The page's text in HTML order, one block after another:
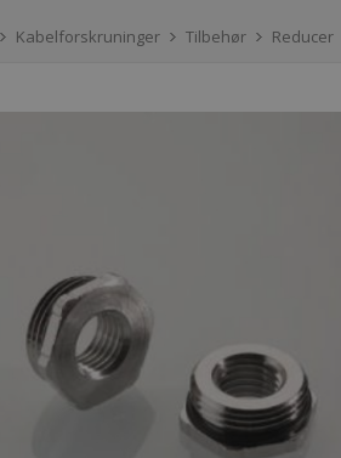
Kabelforskruninger Tilbehør Reducer